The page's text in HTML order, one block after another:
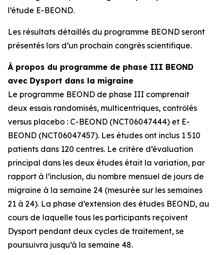
l’étude E-BEOND.
Les résultats détaillés du programme BEOND seront
présentés lors d’un prochain congrès scientifique.
À propos du programme de phase III BEOND
avec Dysport dans la migraine
Le programme BEOND de phase III comprenait
deux essais randomisés, multicentriques, contrôlés
versus placebo : C-BEOND (NCT06047444) et E-
BEOND (NCT06047457). Les études ont inclus 1 510
patients dans 120 centres. Le critère d’évaluation
principal dans les deux études était la variation, par
rapport à l’inclusion, du nombre mensuel de jours de
migraine à la semaine 24 (mesurée sur les semaines
21 à 24). La phase d’extension des études BEOND, au
cours de laquelle tous les participants reçoivent
Dysport pendant deux cycles de traitement, se
poursuivra jusqu’à la semaine 48.